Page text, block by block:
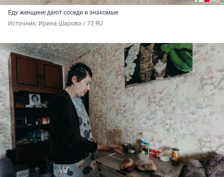
Еду женщине дают соседи и знакомые
Источник: Ирина Шарова / 72.RU